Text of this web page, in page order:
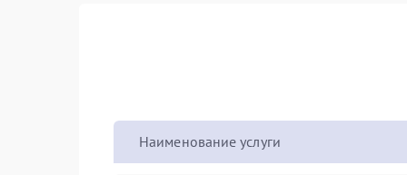
Наименование услуги